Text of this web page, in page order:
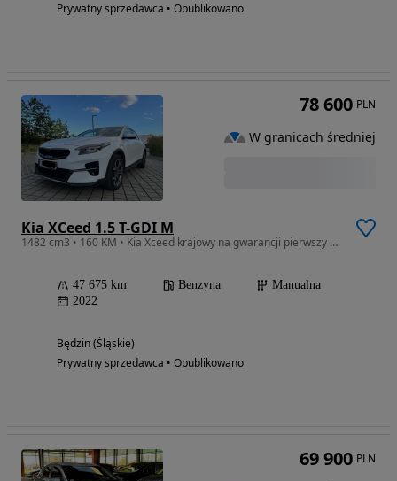
Prywatny sprzedawca • Opublikowano
Kia XCeed 1.5 T-GDI M
1482 cm3 • 160 KM • Kia Xceed krajowy na gwarancji pierwszy właściciel, oryginalny lakier
47 675 km Benzyna
Manualna
2022
Będzin (Śląskie)
Prywatny sprzedawca • Opublikowano
78 600 PLN
W granicach średniej
69 900 PLN